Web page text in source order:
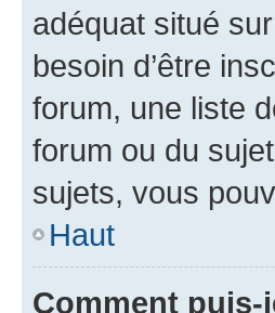
adéquat situé
besoin d’être
forum, une liste
forum ou du
sujets, vous
Haut
Comment puis-